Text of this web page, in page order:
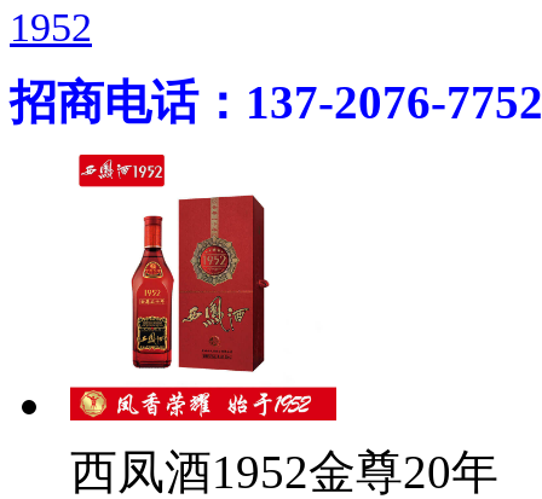
1952
招商电话：137-2076-7752
西凤酒1952金尊20年